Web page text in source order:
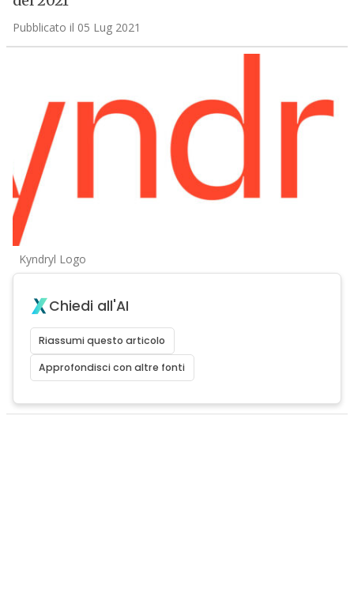
Pubblicato il 05 Lug 2021
Kyndryl Logo
Chiedi all'AI
Riassumi questo articolo
Approfondisci con altre fonti